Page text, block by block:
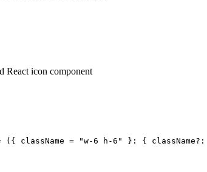
icon component
({ className = "w-6 h-6" }: {